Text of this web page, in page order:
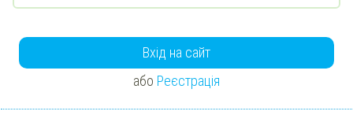
Вхід на сайт
або Реєстрація